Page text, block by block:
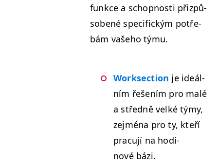
funkce a schop­nos­ti přizpů­
sobené speci­fick­ým potře­
bám vaše­ho týmu.
Work­sec­tion je ideál­
ním řešením pro malé
a střed­ně velké týmy,
zejmé­na pro ty, kteří
pracu­jí na hodi­
nové bázi.